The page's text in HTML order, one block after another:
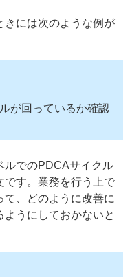
きには次のような例が
が回っているか確認
ルでのPDCAサイクル
です。業務を行う上で
、どのように改善に
うにしておかないと